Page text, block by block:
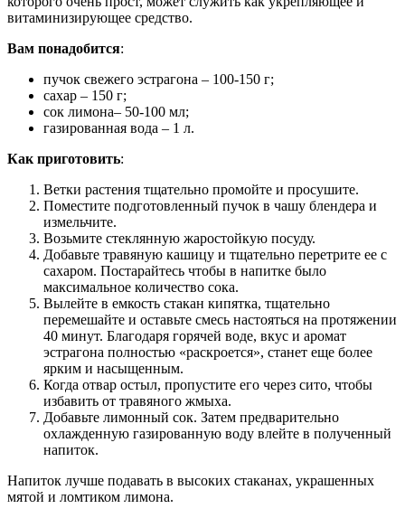
витаминизирующее средство.
Вам понадобится:
пучок свежего эстрагона – 100-150 г;
сахар – 150 г;
сок лимона– 50-100 мл;
газированная вода – 1 л.
Как приготовить:
Ветки растения тщательно промойте и просушите.
Поместите подготовленный пучок в чашу блендера и
измельчите.
Возьмите стеклянную жаростойкую посуду.
Добавьте травяную кашицу и тщательно перетрите ее с
сахаром. Постарайтесь чтобы в напитке было
максимальное количество сока.
Вылейте в емкость стакан кипятка, тщательно
перемешайте и оставьте смесь настояться на протяжении
40 минут. Благодаря горячей воде, вкус и аромат
эстрагона полностью «раскроется», станет еще более
ярким и насыщенным.
Когда отвар остыл, пропустите его через сито, чтобы
избавить от травяного жмыха.
Добавьте лимонный сок. Затем предварительно
охлажденную газированную воду влейте в полученный
напиток.
Напиток лучше подавать в высоких стаканах, украшенных
мятой и ломтиком лимона.